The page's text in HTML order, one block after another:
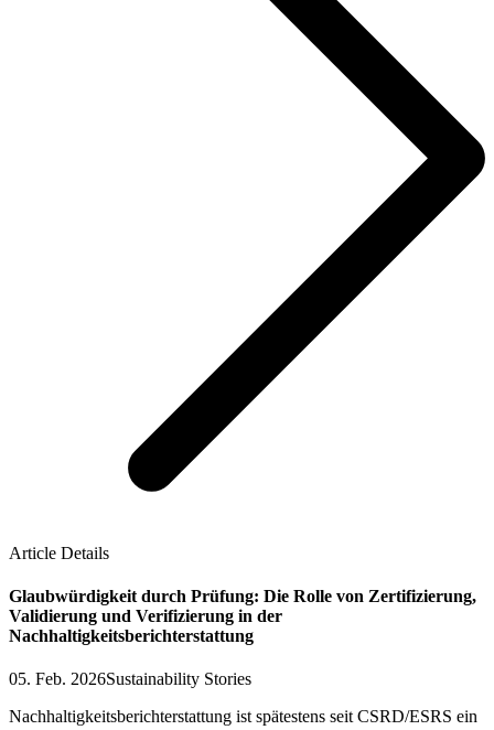
Article Details
Glaubwürdigkeit durch Prüfung: Die Rolle von Zertifizierung,
Validierung und Verifizierung in der
Nachhaltigkeitsberichterstattung
05. Feb. 2026Sustainability Stories
Nachhaltigkeitsberichterstattung ist spätestens seit CSRD/ESRS ein